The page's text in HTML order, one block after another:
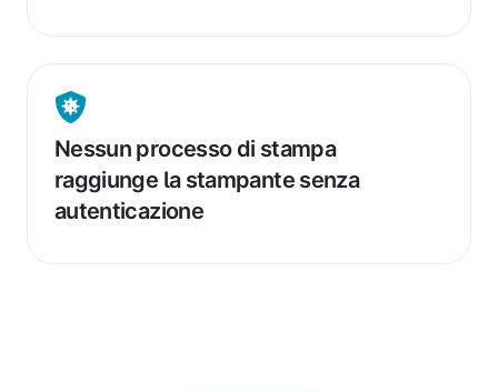
Nessun processo di stampa
raggiunge la stampante senza
autenticazione
Nessun
processo
di
stampa
raggiunge